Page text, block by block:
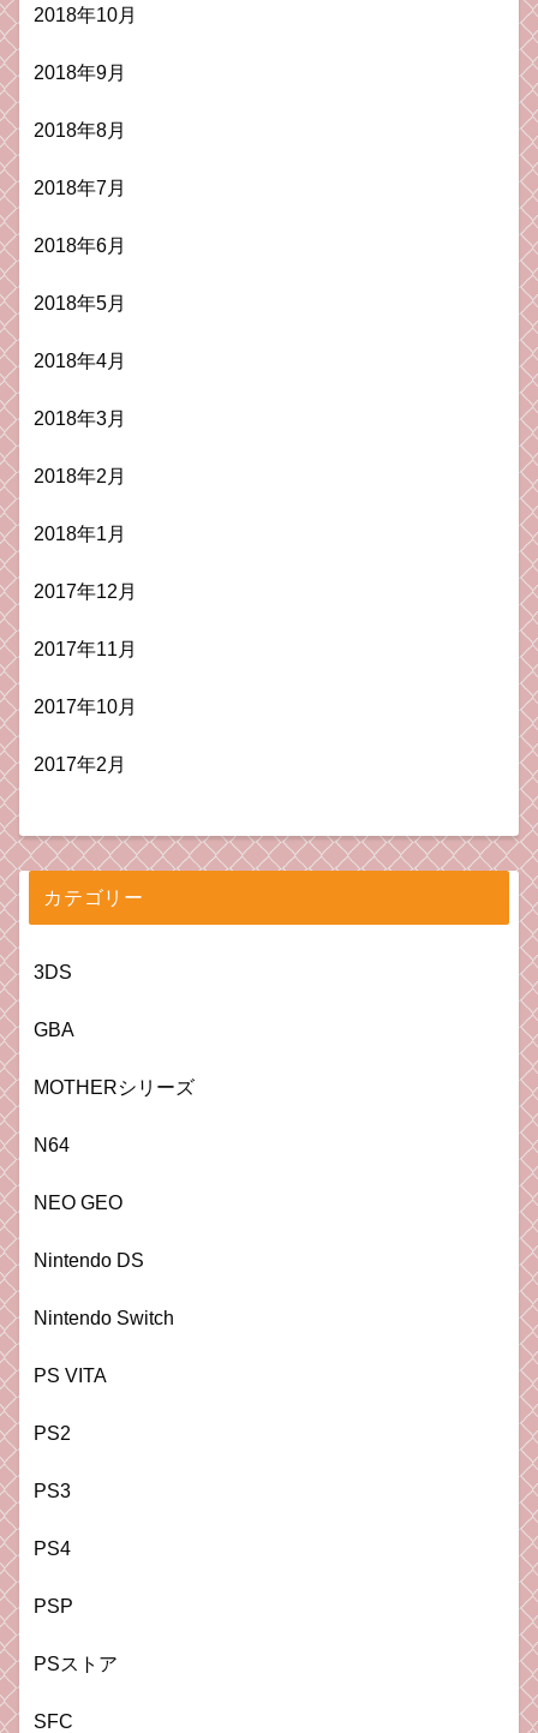
2018年10月
2018年9月
2018年8月
2018年7月
2018年6月
2018年5月
2018年4月
2018年3月
2018年2月
2018年1月
2017年12月
2017年11月
2017年10月
2017年2月
カテゴリー
3DS
GBA
MOTHERシリーズ
N64
NEO GEO
Nintendo DS
Nintendo Switch
PS VITA
PS2
PS3
PS4
PSP
PSストア
SFC